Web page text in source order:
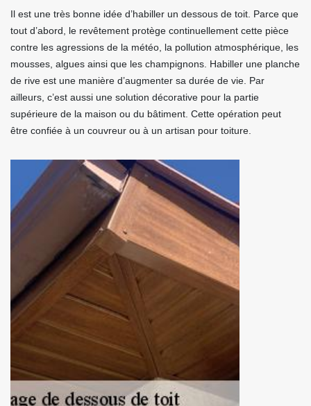
Il est une très bonne idée d’habiller un dessous de toit. Parce que
tout d’abord, le revêtement protège continuellement cette pièce
contre les agressions de la météo, la pollution atmosphérique, les
mousses, algues ainsi que les champignons. Habiller une planche
de rive est une manière d’augmenter sa durée de vie. Par
ailleurs, c’est aussi une solution décorative pour la partie
supérieure de la maison ou du bâtiment. Cette opération peut
être confiée à un couvreur ou à un artisan pour toiture.